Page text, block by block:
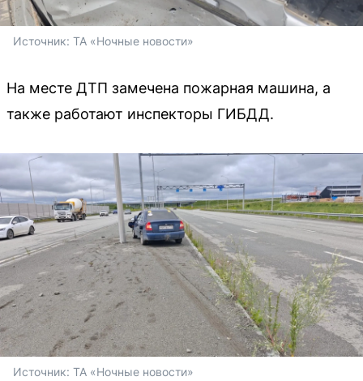
Источник: ТА «Ночные новости»
На месте ДТП замечена пожарная машина, а
также работают инспекторы ГИБДД.
Источник: ТА «Ночные новости»